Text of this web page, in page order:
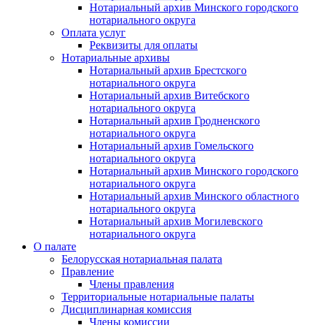
Нотариальный архив Минского городского
нотариального округа
Оплата услуг
Реквизиты для оплаты
Нотариальные архивы
Нотариальный архив Брестского
нотариального округа
Нотариальный архив Витебского
нотариального округа
Нотариальный архив Гродненского
нотариального округа
Нотариальный архив Гомельского
нотариального округа
Нотариальный архив Минского городского
нотариального округа
Нотариальный архив Минского областного
нотариального округа
Нотариальный архив Могилевского
нотариального округа
О палате
Белорусская нотариальная палата
Правление
Члены правления
Территориальные нотариальные палаты
Дисциплинарная комиссия
Члены комиссии